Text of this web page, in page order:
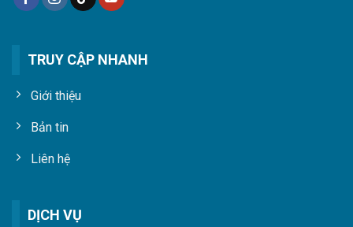
TRUY CẬP NHANH
Giới thiệu
Bản tin
Liên hệ
DỊCH VỤ